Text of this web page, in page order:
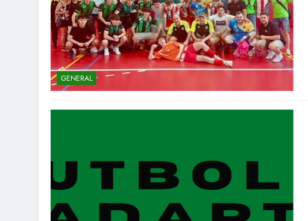
GENERAL